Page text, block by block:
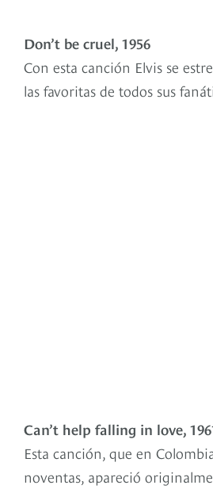
Don’t be cruel, 1956
Con esta canción Elvis se
las favoritas de todos sus
Can’t help falling in love,
Esta canción, que en
noventas, apareció